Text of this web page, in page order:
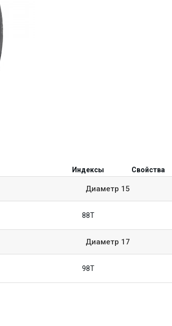
Индексы Свойства
Диаметр 15
88T
Диаметр 17
98T